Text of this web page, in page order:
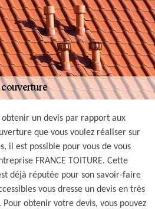
obtenir un devis par rapport aux
que vous voulez réaliser sur
il est possible pour vous de vous
FRANCE TOITURE. Cette
déjà réputée pour son savoir-faire
vous dresse un devis en très
Pour obtenir votre devis, vous pouvez